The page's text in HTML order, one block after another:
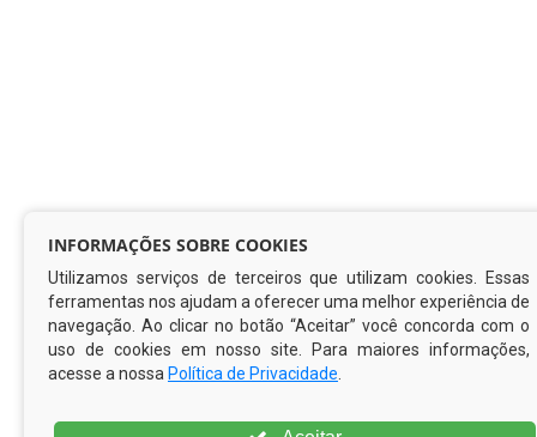
© Copyright 2026 Prefeitura Municipal de Tamandaré | Todos
os direitos reservados
INFORMAÇÕES SOBRE COOKIES
Utilizamos serviços de terceiros que utilizam cookies. Essas
ferramentas nos ajudam a oferecer uma melhor experiência de
navegação. Ao clicar no botão “Aceitar” você concorda com o
uso de cookies em nosso site. Para maiores informações,
acesse a nossa Política de Privacidade